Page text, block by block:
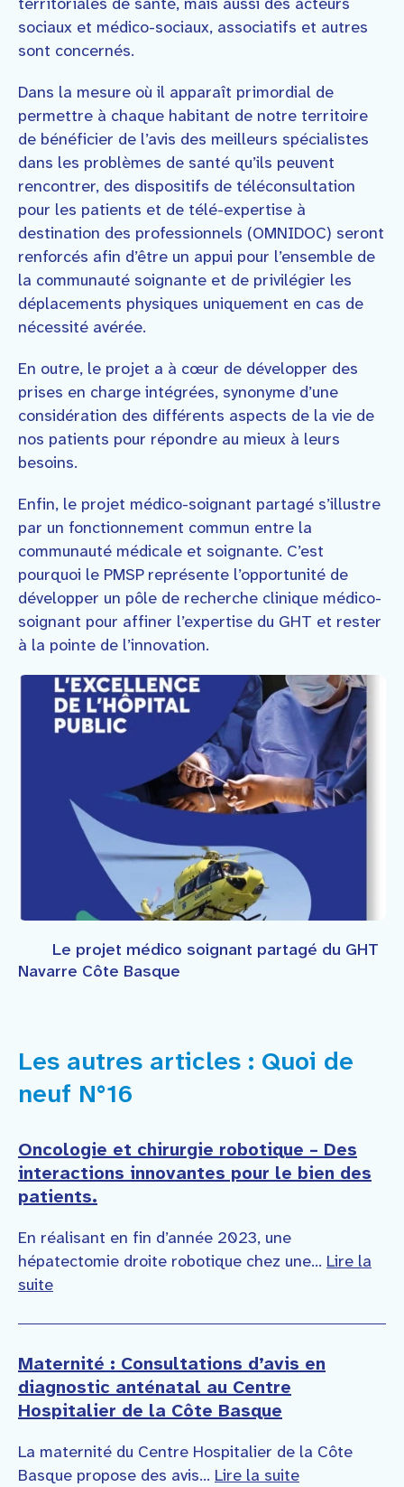
sociaux et médico-sociaux, associatifs et autres
sont concernés.
Dans la mesure où il apparaît primordial de
permettre à chaque habitant de notre territoire
de bénéficier de l’avis des meilleurs spécialistes
dans les problèmes de santé qu’ils peuvent
rencontrer, des dispositifs de téléconsultation
pour les patients et de télé-expertise à
destination des professionnels (OMNIDOC) seront
renforcés afin d’être un appui pour l’ensemble de
la communauté soignante et de privilégier les
déplacements physiques uniquement en cas de
nécessité avérée.
En outre, le projet a à cœur de développer des
prises en charge intégrées, synonyme d’une
considération des différents aspects de la vie de
nos patients pour répondre au mieux à leurs
besoins.
Enfin, le projet médico-soignant partagé s’illustre
par un fonctionnement commun entre la
communauté médicale et soignante. C’est
pourquoi le PMSP représente l’opportunité de
développer un pôle de recherche clinique médico-
soignant pour affiner l’expertise du GHT et rester
à la pointe de l’innovation.
Le projet médico soignant partagé du GHT
Navarre Côte Basque
Les autres articles : Quoi de
neuf N°16
Oncologie et chirurgie robotique – Des
interactions innovantes pour le bien des
patients.
En réalisant en fin d’année 2023, une
hépatectomie droite robotique chez une... Lire la
suite
Maternité : Consultations d’avis en
diagnostic anténatal au Centre
Hospitalier de la Côte Basque
La maternité du Centre Hospitalier de la Côte
Basque propose des avis... Lire la suite